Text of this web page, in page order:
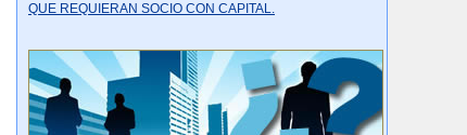
QUE REQUIERAN SOCIO CON CAPITAL.